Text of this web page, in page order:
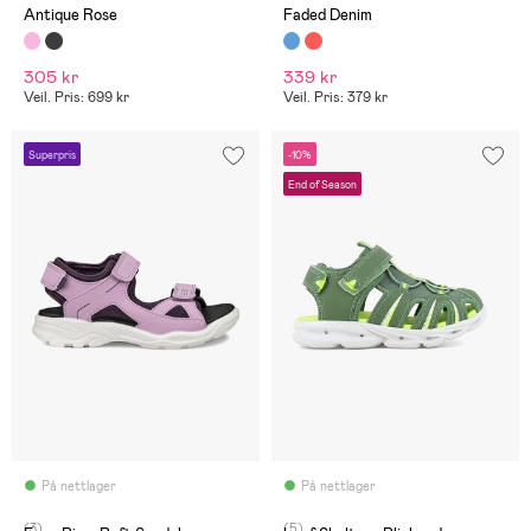
Antique Rose
305 kr
Veil. Pris: 699 kr
Faded Denim
339 kr
Veil. Pris: 379 kr
Superpris
På nettlager
-10%
End of Season
På nettlager